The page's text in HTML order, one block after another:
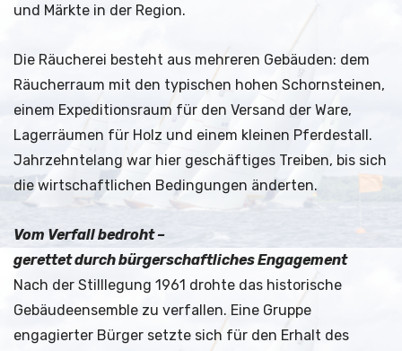
und Märkte in der Region.
Die Räucherei besteht aus mehreren Gebäuden: dem
Räucherraum mit den typischen hohen Schornsteinen,
einem Expeditionsraum für den Versand der Ware,
Lagerräumen für Holz und einem kleinen Pferdestall.
Jahrzehntelang war hier geschäftiges Treiben, bis sich
die wirtschaftlichen Bedingungen änderten.
Vom Verfall bedroht –
gerettet durch bürgerschaftliches Engagement
Nach der Stilllegung 1961 drohte das historische
Gebäudeensemble zu verfallen. Eine Gruppe
engagierter Bürger setzte sich für den Erhalt des